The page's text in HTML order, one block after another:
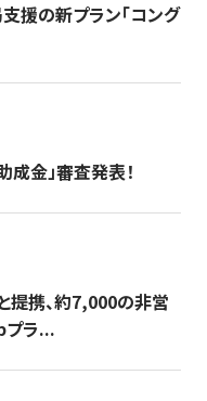
援の新プラン「コング
成金」審査発表！
提携、約7,000の非営
プラ...